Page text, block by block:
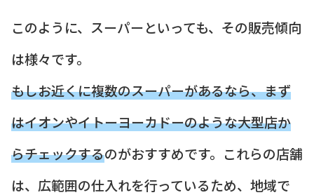
このように、スーパーといっても、その販売傾向
は様々です。
もしお近くに複数のスーパーがあるなら、まず
はイオンやイトーヨーカドーのような大型店か
らチェックするのがおすすめです。これらの店舗
は、広範囲の仕入れを行っているため、地域で